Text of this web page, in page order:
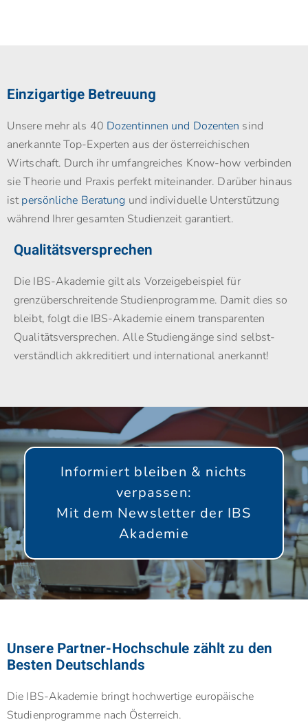
Einzigartige Betreuung
Unsere mehr als 40 Dozentinnen und Dozenten sind
anerkannte Top-Experten aus der österreichischen
Wirtschaft. Durch ihr umfangreiches Know-how verbinden
sie Theorie und Praxis perfekt miteinander. Darüber hinaus
istpersönliche Beratung und individuelle Unterstützung
während Ihrer gesamten Studienzeit garantiert.
Qualitätsversprechen
Die IBS-Akademie gilt als Vorzeigebeispiel für
grenzüberschreitende Studienprogramme. Damit dies so
bleibt, folgt die IBS-Akademie einem transparenten
Qualitätsversprechen. Alle Studiengänge sind selbst­
verständlich akkreditiert und international anerkannt!
Informiert bleiben & nichts
verpassen:
Mit dem Newsletter der IBS
Akademie
GLEICH ANMELDEN!
Unsere Partner-Hochschule zählt zu den
Besten Deutschlands
Die IBS-Akademie bringt hochwertige europäische
Studienprogramme nach Österreich.